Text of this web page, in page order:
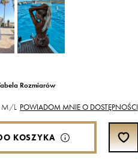
Rozmiarów
M/L POWIADOM MNIE O DOSTĘPNOŚCI
KOSZYKA